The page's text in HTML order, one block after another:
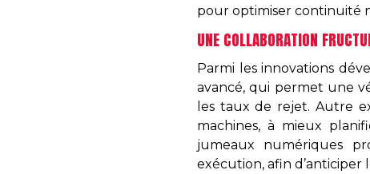
pour optimiser continuité
UNE COLLABORATION
Parmi les innovations
avancé, qui permet une
les taux de rejet. Autre
machines, à mieux
jumeaux numériques
exécution, afin d’anticiper